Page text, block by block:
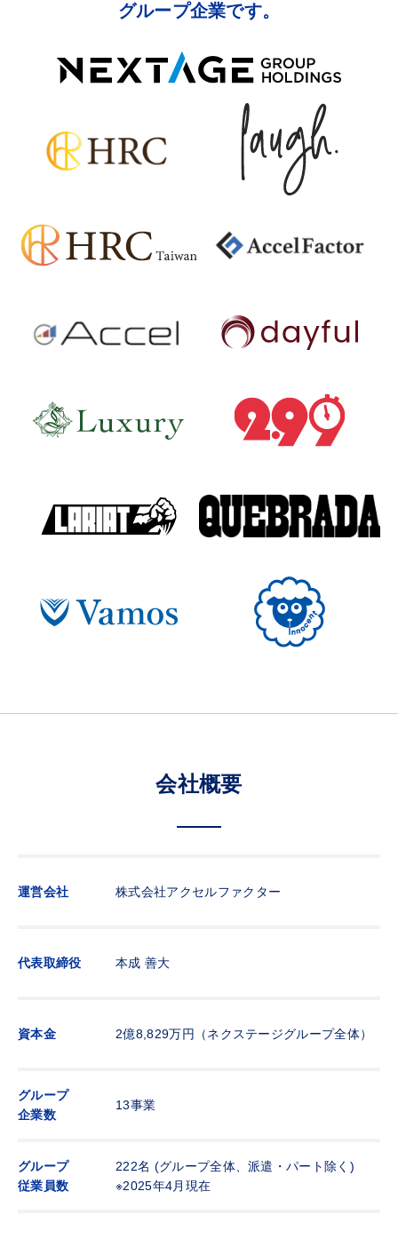
グループ企業です。
会社概要
運営会社 株式会社アクセルファクター
代表取締役 本成 善大
資本金 2億8,829万円（ネクステージグループ全体）
グループ
企業数
13事業
グループ
従業員数
222名 (グループ全体、派遣・パート除く)
※2025年4月現在